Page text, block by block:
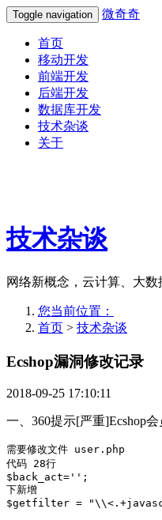
Toggle navigation 微奇奇
首页
移动开发
前端开发
后端开发
数据库开发
技术杂谈
关于
技术杂谈
网络新概念，云计算、大数
您当前位置：
首页 > 技术杂谈
Ecshop漏洞修改记录
2018-09-25 17:10:11
一、360提示[严重]Ecshop
需要修改文件 user.php
代码 28行
$back_act='';
下新增
$getfilter =